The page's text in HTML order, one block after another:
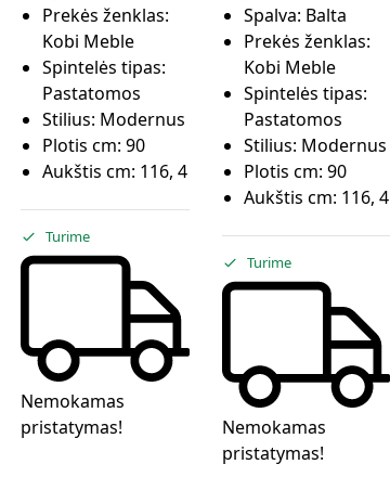
Prekės ženklas:
Kobi Meble
Spintelės tipas:
Pastatomos
Stilius: Modernus
Plotis cm: 90
Aukštis cm: 116, 4
Turime
Nemokamas
pristatymas!
Spalva: Balta
Prekės ženklas:
Kobi Meble
Spintelės tipas:
Pastatomos
Stilius: Modernus
Plotis cm: 90
Aukštis cm: 116, 4
Turime
Nemokamas
pristatymas!